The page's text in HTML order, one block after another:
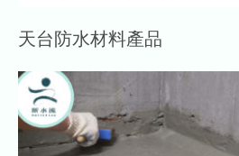
天台防水材料產品